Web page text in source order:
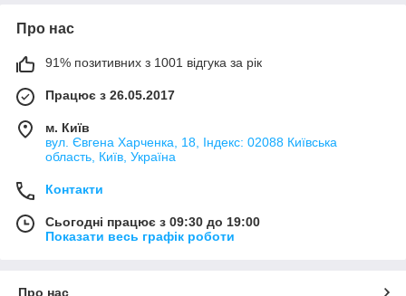
Про нас
91% позитивних з 1001 відгука за рік
Працює з 26.05.2017
м. Київ
вул. Євгена Харченка, 18, Індекс: 02088 Київська
область, Київ, Україна
Контакти
Сьогодні працює з 09:30 до 19:00
Показати весь графік роботи
Про нас